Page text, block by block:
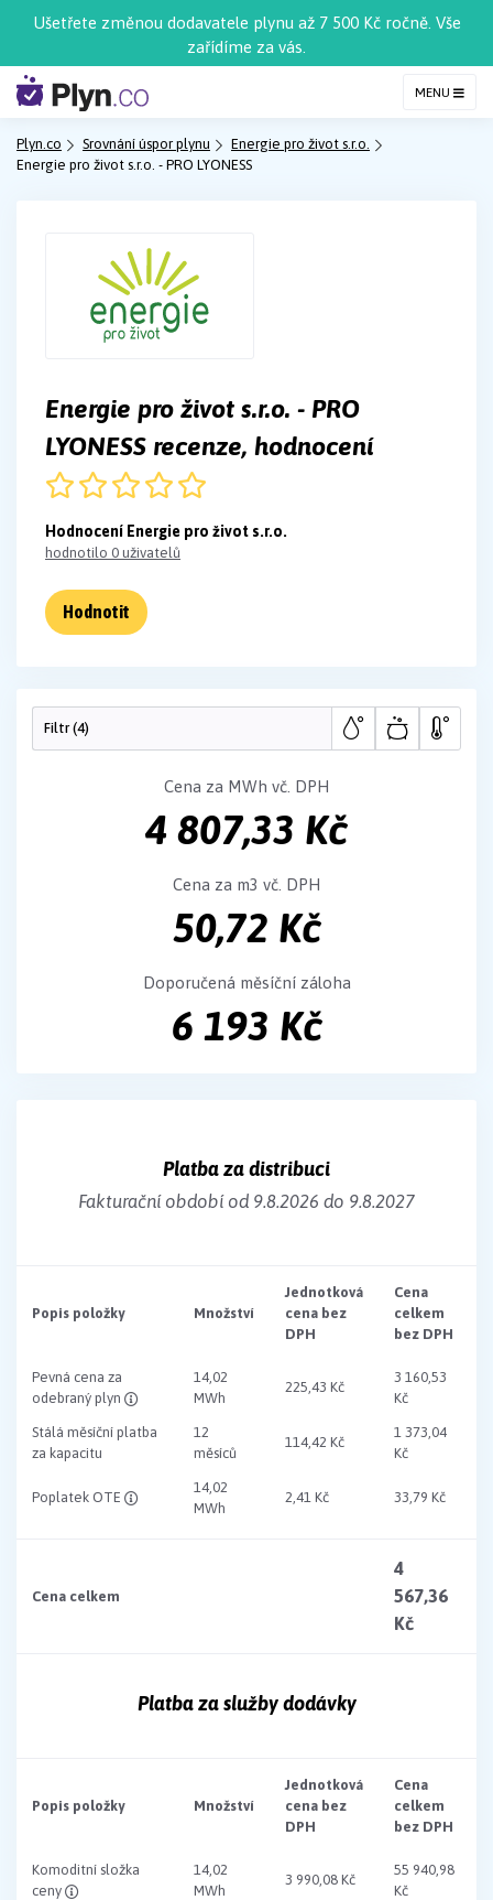
Ušetřete změnou dodavatele plynu až 7 500 Kč ročně. Vše
zařídíme za vás.
MENU
Plyn.co Srovnání úspor plynu
Energie pro život s.r.o.
Energie pro život s.r.o. - PRO LYONESS
Energie pro život s.r.o. - PRO
LYONESS recenze, hodnocení
Hodnocení Energie pro život s.r.o.
hodnotilo 0 uživatelů
Hodnotit
Filtr (4)
Cena za MWh vč. DPH
4 807,33 Kč
Cena za m3 vč. DPH
50,72 Kč
Doporučená měsíční záloha
6 193 Kč
Platba za distribuci
Fakturační období od 9.8.2026 do 9.8.2027
Popis položky Množství
Jednotková
cena bez
DPH
Cena
celkem
bez DPH
Pevná cena za
odebraný plyn
14,02
MWh
225,43 Kč
3 160,53
Kč
Stálá měsíční platba
za kapacitu
12
měsíců
114,42 Kč
1 373,04
Kč
Poplatek OTE
14,02
MWh
2,41 Kč 33,79 Kč
Cena celkem
4
567,36
Kč
Platba za služby dodávky
Popis položky Množství
Jednotková
cena bez
DPH
Cena
celkem
bez DPH
Komoditní složka
ceny
14,02
MWh
3 990,08 Kč
55 940,98
Kč